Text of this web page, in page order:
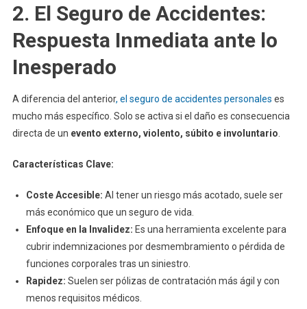
2. El Seguro de Accidentes:
Respuesta Inmediata ante lo
Inesperado
A diferencia del anterior, el seguro de accidentes personales es
mucho más específico. Solo se activa si el daño es consecuencia
directa de un evento externo, violento, súbito e involuntario
Características Clave:
Coste Accesible: Al tener un riesgo más acotado, suele ser
más económico que un seguro de vida.
Enfoque en la Invalidez: Es una herramienta excelente para
cubrir indemnizaciones por desmembramiento o pérdida de
funciones corporales tras un siniestro.
Rapidez: Suelen ser pólizas de contratación más ágil y con
menos requisitos médicos.